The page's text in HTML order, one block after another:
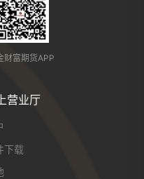
财富期货APP
营业厅
下载